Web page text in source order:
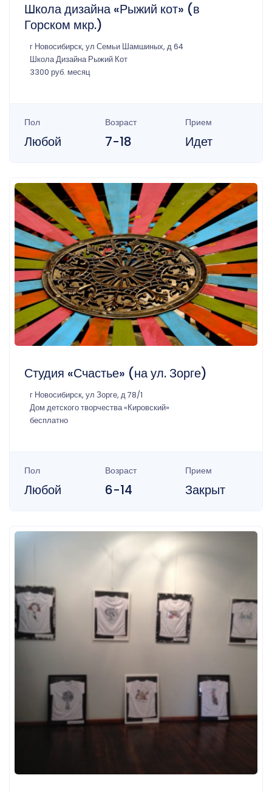
Школа дизайна «Рыжий кот» (в
Горском мкр.)
г Новосибирск, ул Семьи Шамшиных, д 64
Школа Дизайна Рыжий Кот
3300 руб. месяц
Пол
Любой
Возраст
7-18
Прием
Идет
Студия «Счастье» (на ул. Зорге)
г Новосибирск, ул Зорге, д 78/1
Дом детского творчества «Кировский»
бесплатно
Пол
Любой
Возраст
6-14
Прием
Закрыт